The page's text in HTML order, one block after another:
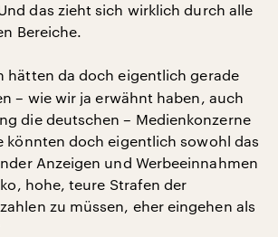
das zieht sich wirklich durch alle
Bereiche.
hätten da doch eigentlich gerade
– wie wir ja erwähnt haben, auch
die deutschen – Medienkonzerne
könnten doch eigentlich sowohl das
Anzeigen und Werbeeinnahmen
hohe, teure Strafen der
zu müssen, eher eingehen als